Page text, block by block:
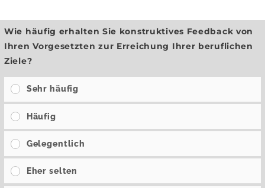
Wie häufig erhalten Sie konstruktives Feedback von
Ihren Vorgesetzten zur Erreichung Ihrer beruflichen
Ziele?
Sehr häufig
Häufig
Gelegentlich
Eher selten